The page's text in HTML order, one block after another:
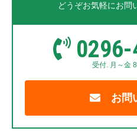
どうぞお気軽にお問
0296-
受付. 月～金
お問